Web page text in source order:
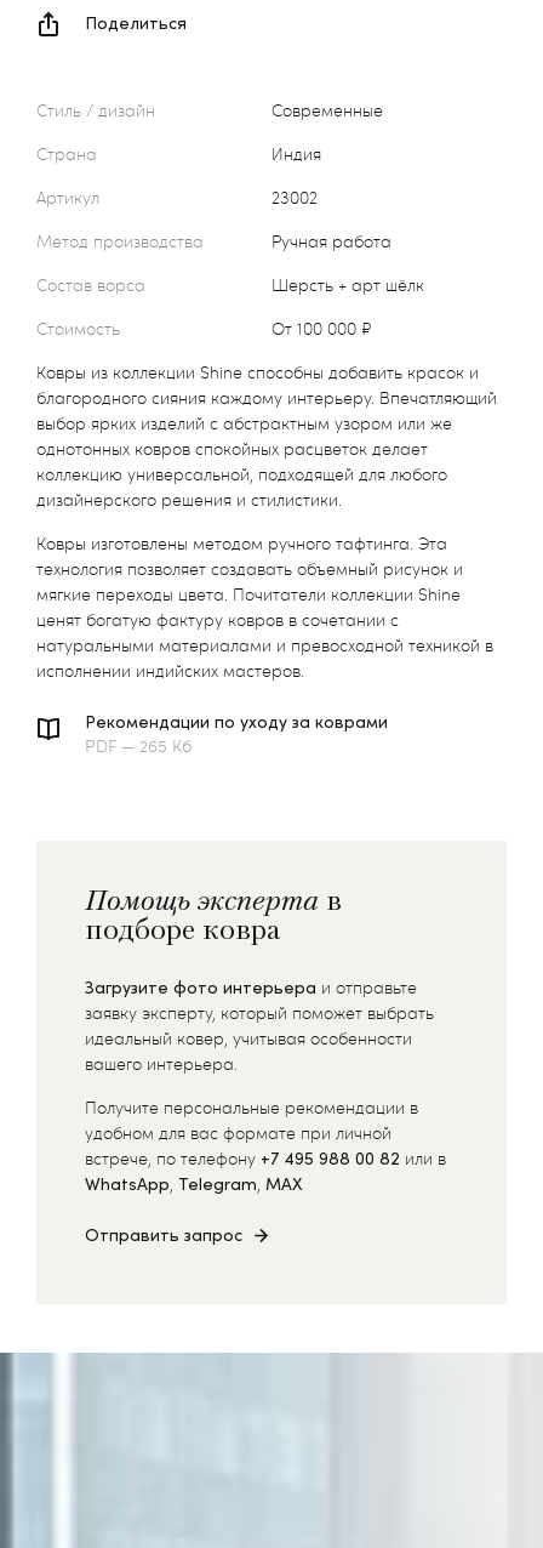
Стиль / дизайн
Современные
Страна
Индия
Артикул
23002
Метод производства
Ручная работа
Состав ворса
Шерсть + арт шёлк
Стоимость
от 100 000 ₽
Ковры из коллекции Shine способны добавить красок и
благородного сияния каждому интерьеру. Впечатляющий
выбор ярких изделий с абстрактным узором или же
однотонных ковров спокойных расцветок делает
коллекцию универсальной, подходящей для любого
дизайнерского решения и стилистики.
Ковры изготовлены методом ручного тафтинга. Эта
технология позволяет создавать объемный рисунок и
мягкие переходы цвета. Почитатели коллекции Shine
ценят богатую фактуру ковров в сочетании с
натуральными материалами и превосходной техникой в
исполнении индийских мастеров.
Рекомендации по уходу за коврами
PDF — 265 Кб
Поделиться
Помощь эксперта в
подборе ковра
Загрузите фото интерьера и отправьте
заявку эксперту, который поможет выбрать
идеальный ковер, учитывая особенности
вашего интерьера.
Получите персональные рекомендации в
удобном для вас формате при личной
встрече, по телефону +7 495 988 00 82 или в
WhatsApp, Telegram, MAX
Отправить запрос